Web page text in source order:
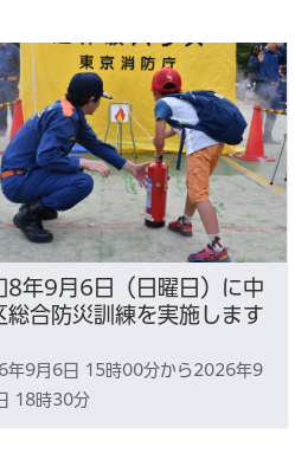
8年9月6日（日曜日）に中
総合防災訓練を実施します
年9月6日 15時00分から2026年9
18時30分